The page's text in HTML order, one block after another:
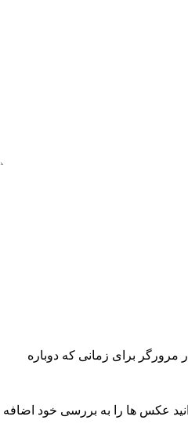
مرورگر برای زمانی که دوباره
عکس ها را به بررسی خود اضافه